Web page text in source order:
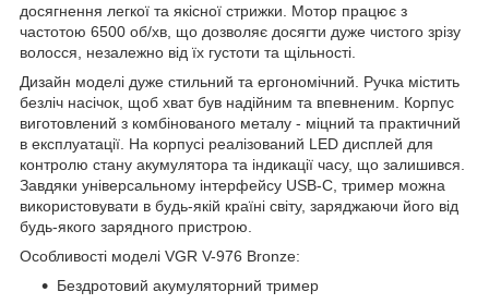
досягнення легкої та якісної стрижки. Мотор працює з
частотою 6500 об/хв, що дозволяє досягти дуже чистого зрізу
волосся, незалежно від їх густоти та щільності.
Дизайн моделі дуже стильний та ергономічний. Ручка містить
безліч насічок, щоб хват був надійним та впевненим. Корпус
виготовлений з комбінованого металу - міцний та практичний
в експлуатації. На корпусі реалізований LED дисплей для
контролю стану акумулятора та індикації часу, що залишився.
Завдяки універсальному інтерфейсу USB-C, тример можна
використовувати в будь-якій країні світу, заряджаючи його від
будь-якого зарядного пристрою.
Особливості моделі VGR V-976 Bronze:
Бездротовий акумуляторний тример